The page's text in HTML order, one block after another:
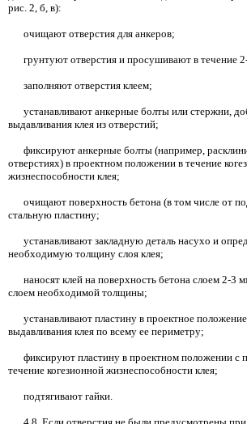
рис. 2, б, в):
очищают отверстия для анкеров;
грунтуют отверстия и просушивают в течение
заполняют отверстия клеем;
устанавливают анкерные болты или стержни,
выдавливания клея из отверстий;
фиксируют анкерные болты (например,
отверстиях) в проектном положении в течение
жизнеспособности клея;
очищают поверхность бетона (в том числе от
стальную пластину;
устанавливают закладную деталь насухо и
необходимую толщину слоя клея;
наносят клей на поверхность бетона слоем2-3
слоем необходимой толщины;
устанавливают пластину в проектное
выдавливания клея по всему ее периметру;
фиксируют пластину в проектном положении с
течение когезионной жизнеспособности клея;
подтягивают гайки.